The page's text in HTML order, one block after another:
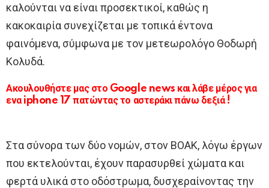
καλούνται να είναι προσεκτικοί, καθώς η
κακοκαιρία συνεχίζεται με τοπικά έντονα
φαινόμενα, σύμφωνα με τον μετεωρολόγο Θοδωρή
Κολυδά.
Ακουλουθήστε μας στο Google news και λάβε μέρος για
ενα iphone 17 πατώντας το αστεράκι πάνω δεξιά !
Στα σύνορα των δύο νομών, στον ΒΟΑΚ, λόγω έργων
που εκτελούνται, έχουν παρασυρθεί χώματα και
φερτά υλικά στο οδόστρωμα, δυσχεραίνοντας την